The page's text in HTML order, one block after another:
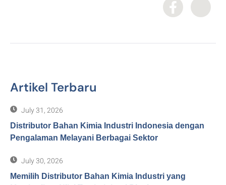
Artikel Terbaru
July 31, 2026
Distributor Bahan Kimia Industri Indonesia dengan
Pengalaman Melayani Berbagai Sektor
July 30, 2026
Memilih Distributor Bahan Kimia Industri yang